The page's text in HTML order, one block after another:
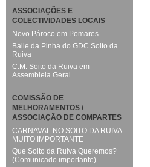
ASSOCIAÇÕES E
COLECTIVIDADES LOCAIS
Novo Pároco em Pomares
Baile da Pinha do GDC Soito da
Ruiva
C.M. Soito da Ruiva em
Assembleia Geral
COMISSÃO DE
MELHORAMENTOS /
ASSOCIAÇÃO DE COMPARTES
CARNAVAL NO SOITO DA RUIVA -
MUITO IMPORTANTE
Que Soito da Ruiva Queremos?
(Comunicado importante)